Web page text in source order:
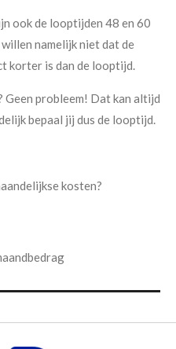
ook de looptijden 48 en 60
namelijk niet dat de
korter is dan de looptijd.
probleem! Dat kan altijd
bepaal jij dus de looptijd.
kosten?